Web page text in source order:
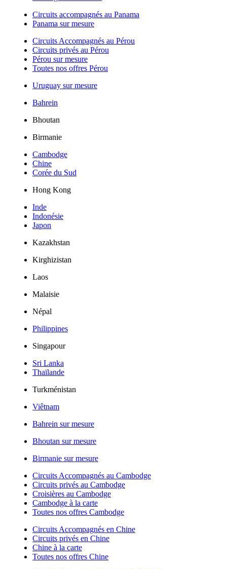
Circuits accompagnés au Panama
Panama sur mesure
Circuits Accompagnés au Pérou
Circuits privés au Pérou
Pérou sur mesure
Toutes nos offres Pérou
Uruguay sur mesure
Bahrein
Bhoutan
Birmanie
Cambodge
Chine
Corée du Sud
Hong Kong
Inde
Indonésie
Japon
Kazakhstan
Kirghizistan
Laos
Malaisie
Népal
Philippines
Singapour
Sri Lanka
Thaïlande
Turkménistan
Viêtnam
Bahrein sur mesure
Bhoutan sur mesure
Birmanie sur mesure
Circuits Accompagnés au Cambodge
Circuits privés au Cambodge
Croisières au Cambodge
Cambodge à la carte
Toutes nos offres Cambodge
Circuits Accompagnés en Chine
Circuits privés en Chine
Chine à la carte
Toutes nos offres Chine